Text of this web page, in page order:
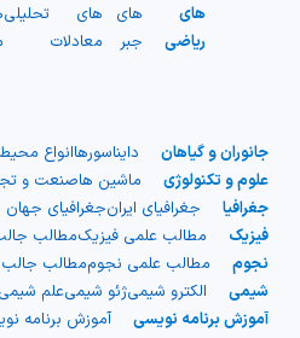
های
ریاضی
های
جبر
های
معادلات
تحلیلی
جانوران و گیاهان دایناسورهاانواع
علوم و تکنولوژی
ماشین هاصنعت و
جغرافیا
جغرافیای ایرانجغرافیای جهان
فیزیک
مطالب علمی فیزیکمطالب
نجوم
مطالب علمی نجوممطالب
شیمی
الکترو شیمیژئو شیمیعلم شیمی
آموزش برنامه نویسی
آموزش برنامه